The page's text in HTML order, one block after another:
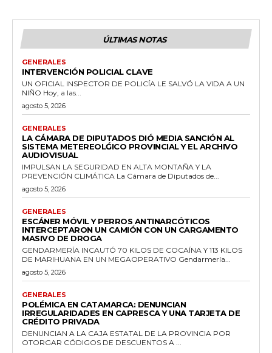
ÚLTIMAS NOTAS
GENERALES
INTERVENCIÓN POLICIAL CLAVE
UN OFICIAL INSPECTOR DE POLICÍA LE SALVÓ LA VIDA A UN
NIÑO Hoy, a las...
agosto 5, 2026
GENERALES
LA CÁMARA DE DIPUTADOS DIÓ MEDIA SANCIÓN AL
SISTEMA METEREOLǴICO PROVINCIAL Y EL ARCHIVO
AUDIOVISUAL
IMPULSAN LA SEGURIDAD EN ALTA MONTAÑA Y LA
PREVENCIÓN CLIMÁTICA La Cámara de Diputados de...
agosto 5, 2026
GENERALES
ESCÁNER MÓVIL Y PERROS ANTINARCÓTICOS
INTERCEPTARON UN CAMIÓN CON UN CARGAMENTO
MASIVO DE DROGA
GENDARMERÍA INCAUTÓ 70 KILOS DE COCAÍNA Y 113 KILOS
DE MARIHUANA EN UN MEGAOPERATIVO Gendarmería...
agosto 5, 2026
GENERALES
POLÉMICA EN CATAMARCA: DENUNCIAN
IRREGULARIDADES EN CAPRESCA Y UNA TARJETA DE
CRÉDITO PRIVADA
DENUNCIAN A LA CAJA ESTATAL DE LA PROVINCIA POR
OTORGAR CÓDIGOS DE DESCUENTOS A ...